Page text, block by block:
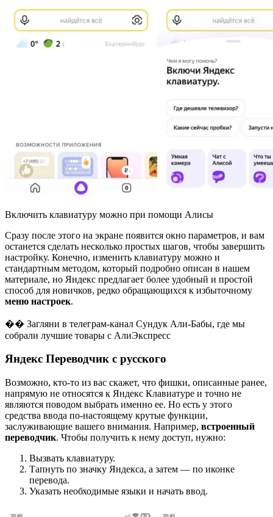
Включить клавиатуру можно при помощи Алисы
Сразу после этого на экране появится окно параметров, и вам
останется сделать несколько простых шагов, чтобы завершить
настройку. Конечно, изменить клавиатуру можно и
стандартным методом, который подробно описан в нашем
материале, но Яндекс предлагает более удобный и простой
способ для новичков, редко обращающихся к избыточному
меню настроек.
�� Загляни в телеграм-канал Сундук Али-Бабы, где мы
собрали лучшие товары с АлиЭкспресс
Яндекс Переводчик с русского
Возможно, кто-то из вас скажет, что фишки, описанные ранее,
напрямую не относятся к Яндекс Клавиатуре и точно не
являются поводом выбрать именно ее. Но есть у этого
средства ввода по-настоящему крутые функции,
заслуживающие вашего внимания. Например, встроенный
переводчик. Чтобы получить к нему доступ, нужно:
Вызвать клавиатуру.
Тапнуть по значку Яндекса, а затем — по иконке
перевода.
Указать необходимые языки и начать ввод.